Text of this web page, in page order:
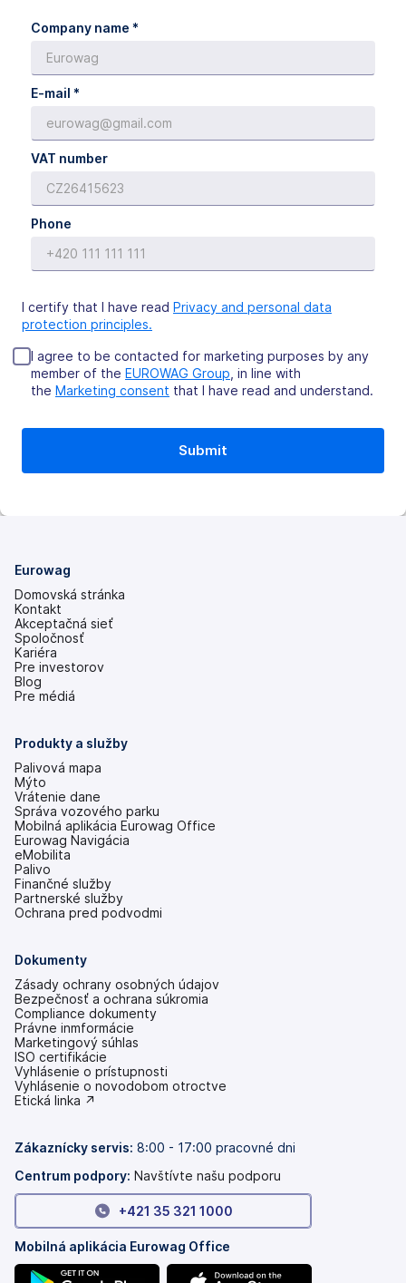
Company name *
E-mail *
VAT number
Phone
I certify that I have read Privacy and personal data
protection principles.
I agree to be contacted for marketing purposes by any
member of the EUROWAG Group , in line with
the Marketing consent that I have read and understand.
Eurowag
Domovská stránka
Kontakt
Akceptačná sieť
Spoločnosť
Kariéra
Pre investorov
(otvoriť
s
Blog
Pre médiá
Produkty a služby
Palivová mapa
Mýto
Vrátenie dane
Správa vozového parku
Mobilná aplikácia Eurowag Office
Eurowag Navigácia
eMobilita
Palivo
Finančné služby
Partnerské služby
Ochrana pred podvodmi
Dokumenty
Zásady ochrany osobných údajov
Bezpečnosť a ochrana súkromia
Compliance dokumenty
Právne inmformácie
Marketingový súhlas
ISO certifikácie
Vyhlásenie o prístupnosti
(otvoriť
s
Vyhlásenie o novodobom otroctve
(otvoriť
kartou)
Etická linka ↗
Zákaznícky servis: 8:00 - 17:00 pracovné dni
Centrum podpory: Navštívte našu podporu
+421 35 321 1000
Mobilná aplikácia Eurowag Office